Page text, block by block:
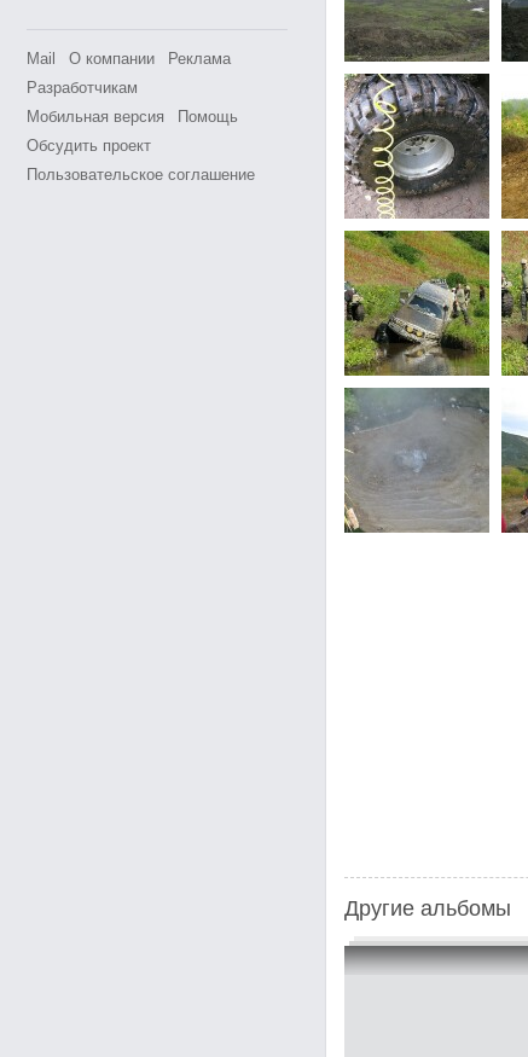
Mail О компании
Реклама
Разработчикам
Мобильная версия
Помощь
Обсудить проект
Пользовательское соглашение
Другие альбомы